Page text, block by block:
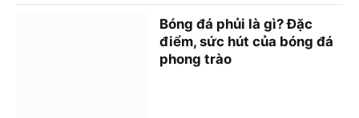
Bóng đá phủi là gì? Đặc
điểm, sức hút của bóng đá
phong trào